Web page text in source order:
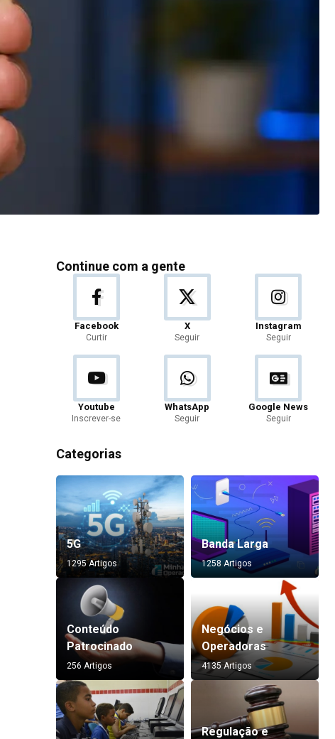
Continue com a gente
Facebook
Curtir
X
Seguir
Instagram
Seguir
Youtube
Inscrever-se
WhatsApp
Seguir
Google News
Seguir
Categorias
5G
1295 Artigos
Banda Larga
1258 Artigos
Conteúdo
Patrocinado
256 Artigos
Negócios e
Operadoras
4135 Artigos
Regulação e